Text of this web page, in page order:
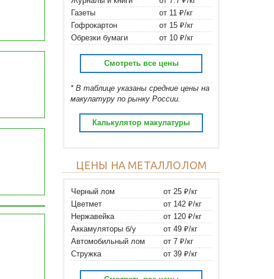
Газеты
от 11 ₽/кг
Гофрокартон
от 15 ₽/кг
Обрезки бумаги
от 10 ₽/кг
Смотреть все цены
* В таблице указаны средние цены на
макулатуру по рынку России.
Калькулятор макулатуры
ЦЕНЫ НА МЕТАЛЛОЛОМ
Черный лом
от 25 ₽/кг
Цветмет
от 142 ₽/кг
Нержавейка
от 120 ₽/кг
Аккамуляторы б/у
от 49 ₽/кг
Автомобильный лом
от 7 ₽/кг
Стружка
от 39 ₽/кг